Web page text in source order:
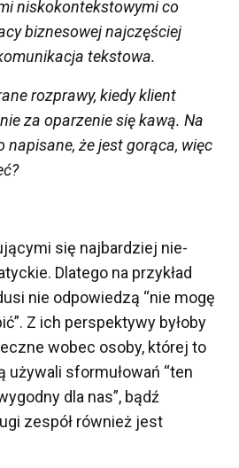
niskokontekstowymi co
biznesowej najczęściej
tekstowa.
rozprawy, kiedy klient
za oparzenie się kawą. Na
napisane, że jest gorąca, więc
?
się najbardziej nie-
Dlatego na przykład
nie odpowiedzą “nie mogę
Z ich perspektywy byłoby
wobec osoby, której to
używali sformułowań “ten
dla nas”, bądź
zespół również jest